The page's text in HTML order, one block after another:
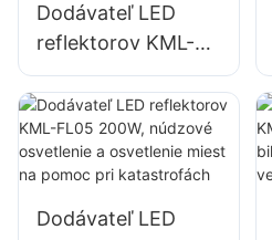
Dodávateľ LED
reflektorov KML-
FL05 100W pre
osvetlenie fasád
budov a stavenísk
Dodávateľ LED